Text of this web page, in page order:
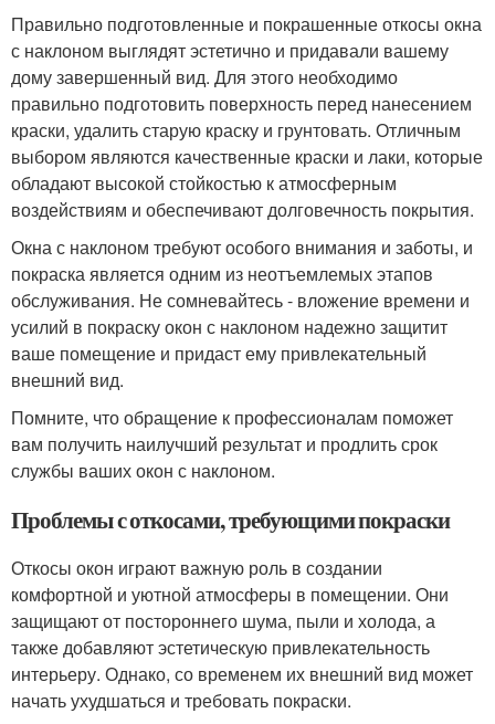
Правильно подготовленные и покрашенные откосы окна
с наклоном выглядят эстетично и придавали вашему
дому завершенный вид. Для этого необходимо
правильно подготовить поверхность перед нанесением
краски, удалить старую краску и грунтовать. Отличным
выбором являются качественные краски и лаки, которые
обладают высокой стойкостью к атмосферным
воздействиям и обеспечивают долговечность покрытия.
Окна с наклоном требуют особого внимания и заботы, и
покраска является одним из неотъемлемых этапов
обслуживания. Не сомневайтесь - вложение времени и
усилий в покраску окон с наклоном надежно защитит
ваше помещение и придаст ему привлекательный
внешний вид.
Помните, что обращение к профессионалам поможет
вам получить наилучший результат и продлить срок
службы ваших окон с наклоном.
Проблемы с откосами, требующими покраски
Откосы окон играют важную роль в создании
комфортной и уютной атмосферы в помещении. Они
защищают от постороннего шума, пыли и холода, а
также добавляют эстетическую привлекательность
интерьеру. Однако, со временем их внешний вид может
начать ухудшаться и требовать покраски.